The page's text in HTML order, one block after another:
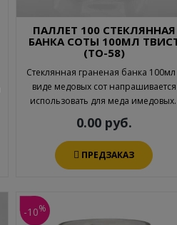
ПАЛЛЕТ 100 СТЕКЛЯННАЯ
БАНКА СОТЫ 100МЛ
(ТО-58)
Стеклянная граненая банка 100мл
виде медовых сот напрашивается
использовать для меда
0.00 руб.
ПРЕДЗАКАЗ
-10%